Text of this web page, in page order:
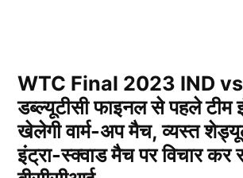
WTC Final 2023 IND
डब्ल्यूटीसी फाइनल से पहले टीम
खेलेगी वार्म-अप मैच, व्यस्त
इंट्रा-स्क्वाड मैच पर विचार कर